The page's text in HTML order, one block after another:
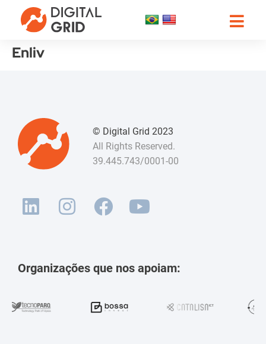
Enliv
© Digital Grid 2023
All Rights Reserved.
39.445.743/0001-00
Organizações que nos apoiam: